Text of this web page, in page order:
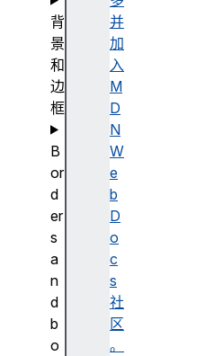
并
加
入
M
D
N
W
e
b
D
o
c
s
社
区
。
背
景
和
边
框
B
or
d
er
s
a
n
d
b
o